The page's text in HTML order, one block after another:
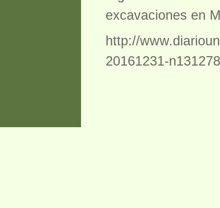
excavaciones en
http://
20161231-